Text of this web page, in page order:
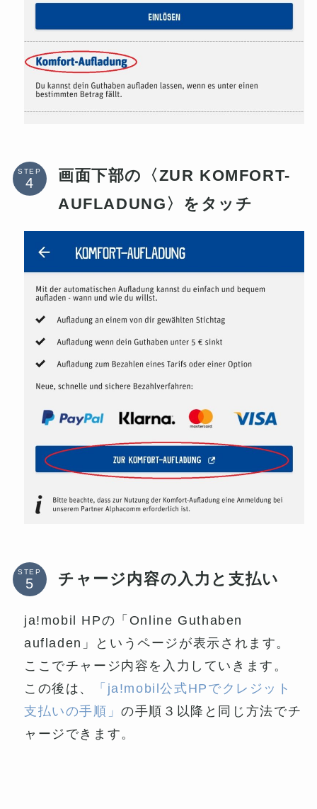
STEP
画面下部の〈ZUR KOMFORT-
AUFLADUNG〉をタッチ
STEP チャージ内容の入力と支払い
ja!mobil HPの「Online Guthaben
aufladen」というページが表示されます。
ここでチャージ内容を入力していきます。
この後は、
「ja!mobil公式HPでクレジット
支払いの手順」の手順３以降と同じ方法でチ
ャージできます。